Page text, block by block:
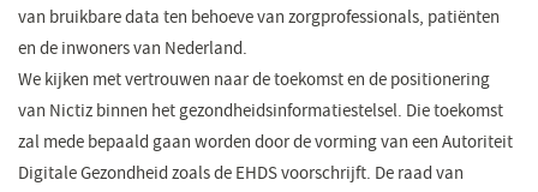
van bruikbare data ten behoeve van zorgprofessionals, patiënten
en de inwoners van Nederland.
We kijken met vertrouwen naar de toekomst en de positionering
van Nictiz binnen het gezondheidsinformatiestelsel. Die toekomst
zal mede bepaald gaan worden door de vorming van een Autoriteit
Digitale Gezondheid zoals de EHDS voorschrijft. De raad van